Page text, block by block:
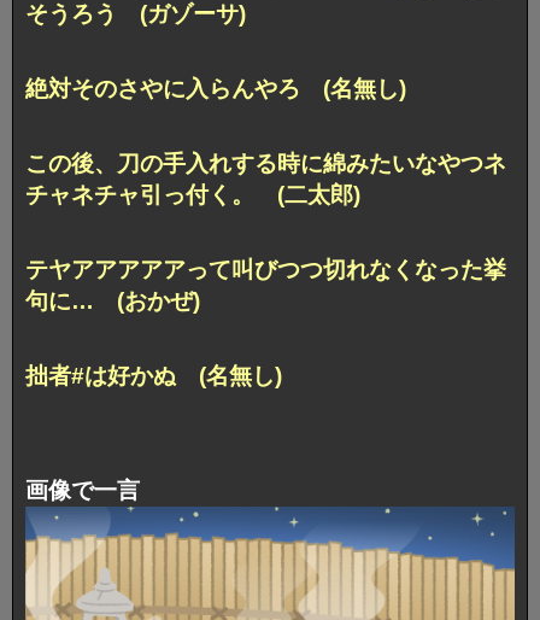
そうろう (ガゾーサ)
絶対そのさやに入らんやろ (名無し)
この後、刀の手入れする時に綿みたいなやつネ
チャネチャ引っ付く。 (二太郎)
テヤアアアアアって叫びつつ切れなくなった挙
句に… (おかぜ)
拙者#は好かぬ (名無し)
画像で一言